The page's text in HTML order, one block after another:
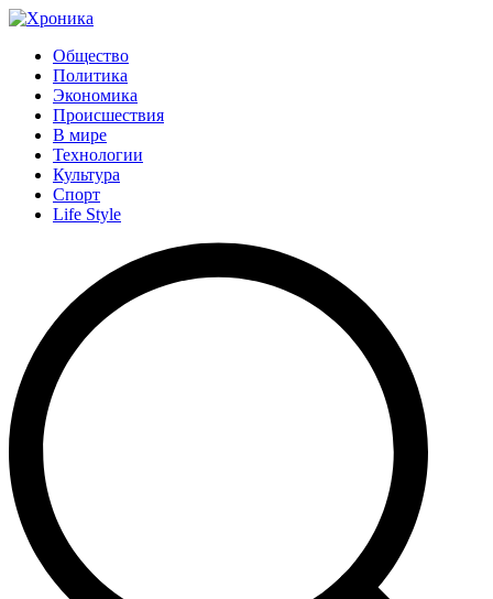
Общество
Политика
Экономика
Происшествия
В мире
Технологии
Культура
Спорт
Life Style